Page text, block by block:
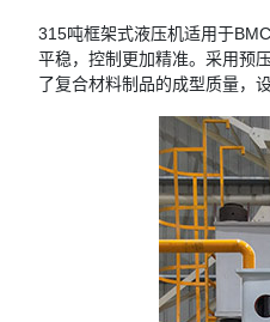
315吨框架式液压机适用于
平稳，控制更加精准。采用预
了复合材料制品的成型质量，